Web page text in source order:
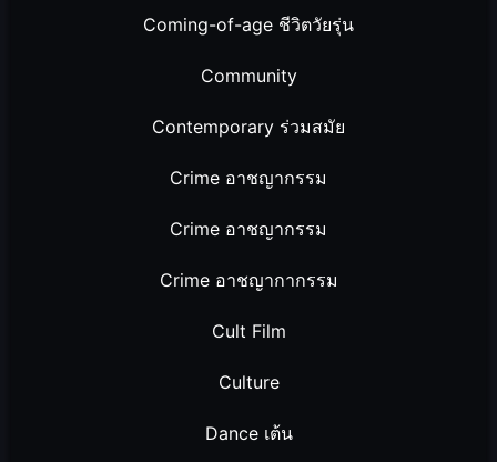
Coming-of-age ชีวิตวัยรุ่น
Community
Contemporary ร่วมสมัย
Crime อาชญากรรม
Crime อาชญากรรม
Crime อาชญากากรรม
Cult Film
Culture
Dance เต้น